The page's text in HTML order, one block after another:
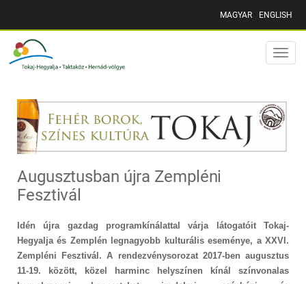
MAGYAR ENGLISH
Toggle
Augusztusban újra Zempléni
Fesztivál
Idén újra gazdag programkínálattal várja látogatóit Tokaj-
Hegyalja és Zemplén legnagyobb kulturális eseménye, a XXVI.
Zempléni Fesztivál. A rendezvénysorozat 2017-ben augusztus
11-19. között, közel harminc helyszínen kínál színvonalas